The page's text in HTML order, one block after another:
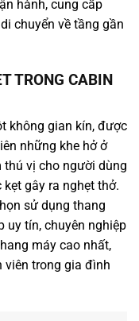
hành, cung cấp
chuyển về tầng gần
TRONG CABIN
không gian kín, được
những khe hở ở
vị cho người dùng
gây ra nghẹt thở.
sử dụng thang
uy tín, chuyên nghiệp
máy cao nhất,
viên trong gia đình